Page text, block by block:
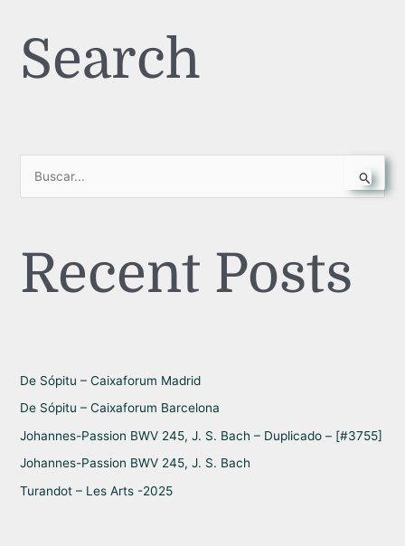
Search
c
r
:
Recent Posts
De Sópitu – Caixaforum Madrid
De Sópitu – Caixaforum Barcelona
Johannes-Passion BWV 245, J. S. Bach – Duplicado – [#3755]
Johannes-Passion BWV 245, J. S. Bach
Turandot – Les Arts -2025